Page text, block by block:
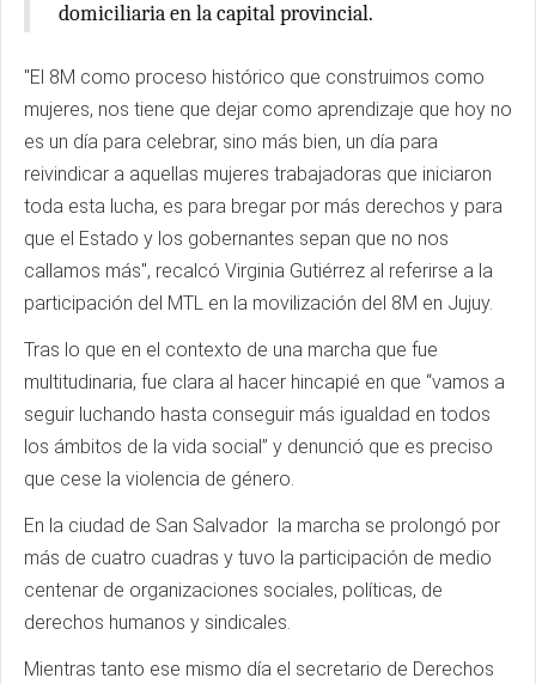
domiciliaria en la capital provincial.
"El 8M como proceso histórico que construimos como
mujeres, nos tiene que dejar como aprendizaje que hoy no
es un día para celebrar, sino más bien, un día para
reivindicar a aquellas mujeres trabajadoras que iniciaron
toda esta lucha, es para bregar por más derechos y para
que el Estado y los gobernantes sepan que no nos
callamos más", recalcó Virginia Gutiérrez al referirse a la
participación del MTL en la movilización del 8M en Jujuy.
Tras lo que en el contexto de una marcha que fue
multitudinaria, fue clara al hacer hincapié en que “vamos a
seguir luchando hasta conseguir más igualdad en todos
los ámbitos de la vida social” y denunció que es preciso
que cese la violencia de género.
En la ciudad de San Salvador la marcha se prolongó por
más de cuatro cuadras y tuvo la participación de medio
centenar de organizaciones sociales, políticas, de
derechos humanos y sindicales.
Mientras tanto ese mismo día el secretario de Derechos